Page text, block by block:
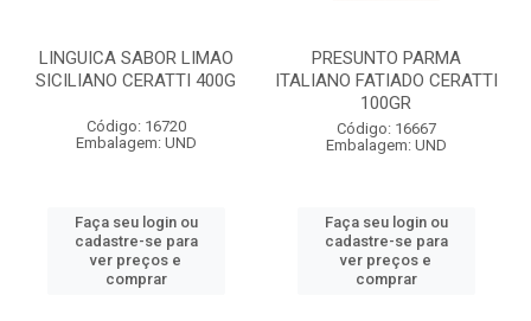
LINGUICA SABOR LIMAO
SICILIANO CERATTI 400G
Código: 16720
Embalagem: UND
Faça seu login ou
cadastre-se para
ver preços e
comprar
PRESUNTO PARMA
ITALIANO FATIADO CERATTI
100GR
Código: 16667
Embalagem: UND
Faça seu login ou
cadastre-se para
ver preços e
comprar